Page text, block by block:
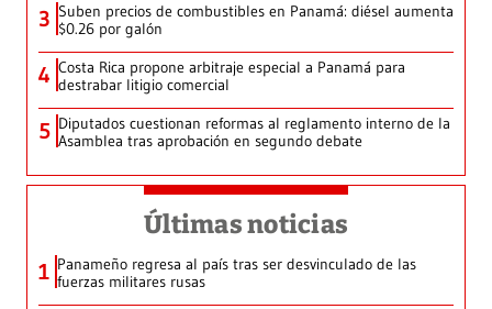
3 Suben precios de combustibles en Panamá: diésel aumenta
$0.26 por galón
4 Costa Rica propone arbitraje especial a Panamá para
destrabar litigio comercial
5 Diputados cuestionan reformas al reglamento interno de la
Asamblea tras aprobación en segundo debate
Últimas noticias
1 Panameño regresa al país tras ser desvinculado de las
fuerzas militares rusas